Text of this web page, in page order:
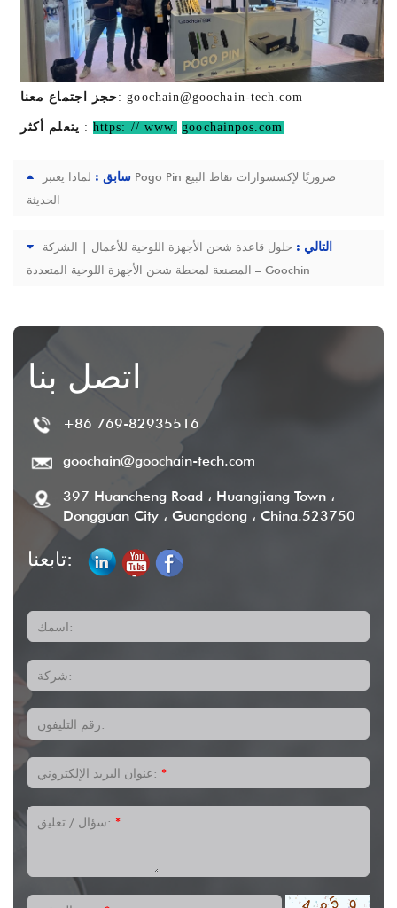
حجز اجتماع معنا:goochain@goochain-tech.com
يتعلم أكثر :https: // www. goochainpos.com
سابق : لماذا يعتبر Pogo Pin ضروريًا لإكسسوارات نقاط البيع
الحديثة
التالي : حلول قاعدة شحن الأجهزة اللوحية للأعمال | الشركة
المصنعة لمحطة شحن الأجهزة اللوحية المتعددة – Goochin
اتصل بنا
+86 769-82935516
goochain@goochain-tech.com
397 Huancheng Road ، Huangjiang Town ،
Dongguan City ، Guangdong ، China.523750
تابعنا:
اسمك:
شركة:
رقم التليفون:
عنوان البريد الإلكتروني: *
سؤال / تعليق: *